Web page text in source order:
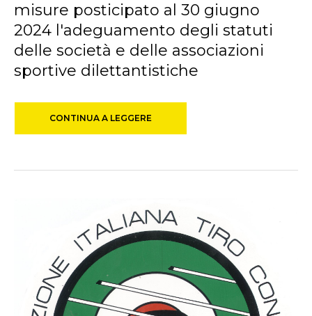
misure posticipato al 30 giugno
2024 l'adeguamento degli statuti
delle società e delle associazioni
sportive dilettantistiche
CONTINUA A LEGGERE